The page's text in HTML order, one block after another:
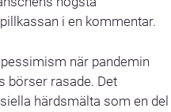
i en kommentar.
när pandemin
börser rasade. Det
härdsmälta som en del